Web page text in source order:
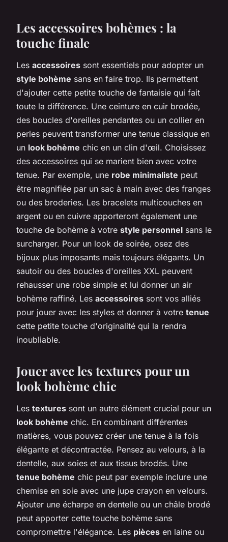
Les accessoires bohèmes : la
touche finale
Les accessoires sont essentiels pour adopter un
style bohème sans en faire trop. Ils permettent
d'ajouter cette petite touche de fantaisie qui fait
toute la différence. Une ceinture en cuir brodée,
des boucles d'oreilles pendantes ou un collier en
perles peuvent transformer une tenue classique en
un look bohème chic en un clin d'œil. Choisissez
des accessoires qui se marient bien avec votre
tenue. Par exemple, une robe minimaliste peut
être magnifiée par un sac à main avec des franges
ou des broderies. Les bracelets multicouches en
argent ou en cuivre apporteront également une
touche de bohème à votre style personnel sans le
surcharger. Pour un look de soirée, osez des
bijoux plus imposants mais toujours élégants. Un
sautoir ou des boucles d'oreilles XXL peuvent
rehausser une robe simple et lui donner un air
bohème raffiné. Les accessoires sont vos alliés
pour jouer avec les styles et donner à votre tenue
cette petite touche d'originalité qui la rendra
inoubliable.
Jouer avec les textures pour un
look bohème chic
Les textures sont un autre élément crucial pour un
look bohème chic. En combinant différentes
matières, vous pouvez créer une tenue à la fois
élégante et décontractée. Pensez au velours, à la
dentelle, aux soies et aux tissus brodés. Une
tenue bohème chic peut par exemple inclure une
chemise en soie avec une jupe crayon en velours.
Ajouter une écharpe en dentelle ou un châle brodé
peut apporter cette touche bohème sans
compromettre l'élégance. Les pièces en laine ou